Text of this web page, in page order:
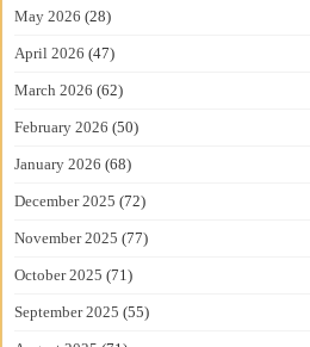
May 2026 (28)
April 2026 (47)
March 2026 (62)
February 2026 (50)
January 2026 (68)
December 2025 (72)
November 2025 (77)
October 2025 (71)
September 2025 (55)